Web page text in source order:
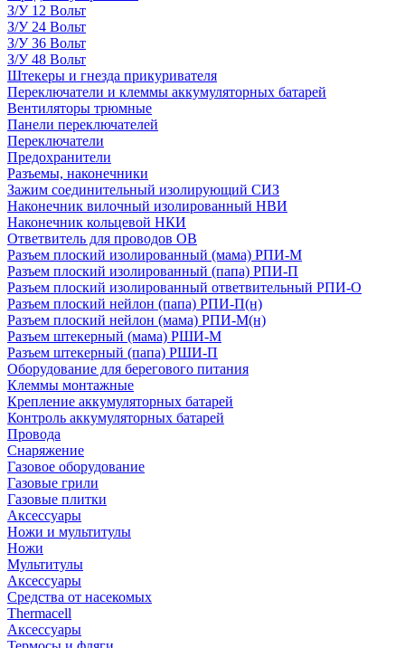
З/У 12 Вольт
З/У 24 Вольт
З/У 36 Вольт
З/У 48 Вольт
Штекеры и гнезда прикуривателя
Переключатели и клеммы аккумуляторных батарей
Вентиляторы трюмные
Панели переключателей
Переключатели
Предохранители
Разъемы, наконечники
Зажим соединительный изолирующий СИЗ
Наконечник вилочный изолированный НВИ
Наконечник кольцевой НКИ
Ответвитель для проводов ОВ
Разъем плоский изолированный (мама) РПИ-М
Разъем плоский изолированный (папа) РПИ-П
Разъем плоский изолированный ответвительный РПИ-О
Разъем плоский нейлон (папа) РПИ-П(н)
Разъем плоский нейлон (мама) РПИ-М(н)
Разъем штекерный (мама) РШИ-М
Разъем штекерный (папа) РШИ-П
Оборудование для берегового питания
Клеммы монтажные
Крепление аккумуляторных батарей
Контроль аккумуляторных батарей
Провода
Снаряжение
Газовое оборудование
Газовые грили
Газовые плитки
Аксессуары
Ножи и мультитулы
Ножи
Мультитулы
Аксессуары
Средства от насекомых
Thermacell
Аксессуары